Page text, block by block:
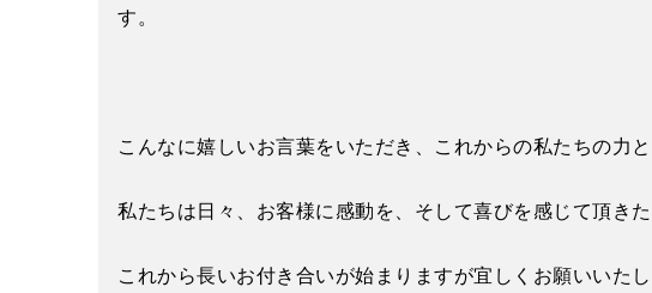
す。
こんなに嬉しいお言葉をいただき、これからの私たちの力と
私たちは日々、お客様に感動を、そして喜びを感じて頂き
これから長いお付き合いが始まりますが宜しくお願いいたし